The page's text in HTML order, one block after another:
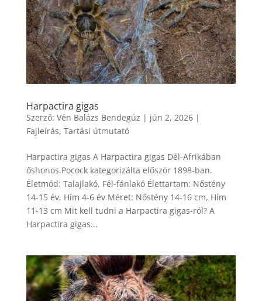
Harpactira gigas
Szerző: Vén Balázs Bendegúz | jún 2, 2026|
Fajleírás, Tartási útmutató
Harpactira gigas A Harpactira gigas Dél-Afrikában
őshonos.Pocock kategorizálta először 1898-ban.
Életmód: Talajlakó, Fél-fánlakó Élettartam: Nőstény
14-15 év, Hím 4-6 év Méret: Nőstény 14-16 cm, Hím
11-13 cm Mit kell tudni a Harpactira gigas-ról? A
Harpactira gigas...